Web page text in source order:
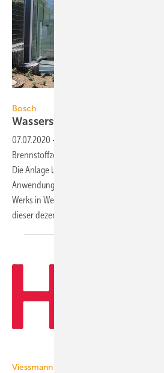
Bosch
Wasserstofffähige
07.07.2020 -
Brennstoffzellen-Pilotanlage auf SOFC-
Die Anlage besteht aus drei
Anwendungen, die die bestehende
Werks in Wernau CO2-sparend ergänzen
dieser dezentralen Energiesysteme
Viessmann / Hexis